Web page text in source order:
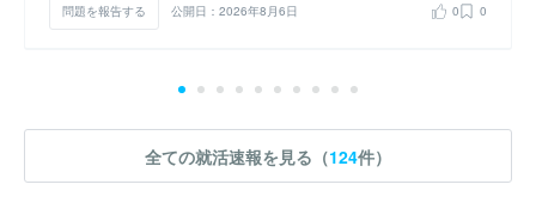
問題を報告する 公開日：2026年8月6日 0 0
全ての就活速報を見る（124件）